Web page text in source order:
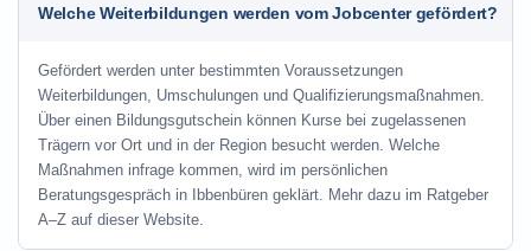
Welche Weiterbildungen werden vom Jobcenter gefördert?
Gefördert werden unter bestimmten Voraussetzungen
Weiterbildungen, Umschulungen und Qualifizierungsmaßnahmen.
Über einen Bildungsgutschein können Kurse bei zugelassenen
Trägern vor Ort und in der Region besucht werden. Welche
Maßnahmen infrage kommen, wird im persönlichen
Beratungsgespräch in Ibbenbüren geklärt. Mehr dazu im Ratgeber
A–Z auf dieser Website.